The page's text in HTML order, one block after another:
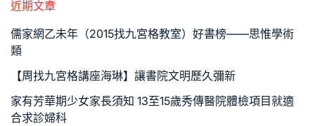
近期文章
儒家網乙未年（2015找九宮格教室）好書榜——思惟學術
類
【周找九宮格講座海琳】讓書院文明歷久彌新
家有芳華期少女家長須知 13至15歲秀傳醫院體檢項目就適
合求診婦科